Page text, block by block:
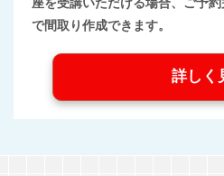
で間取り作成できます。
詳しく